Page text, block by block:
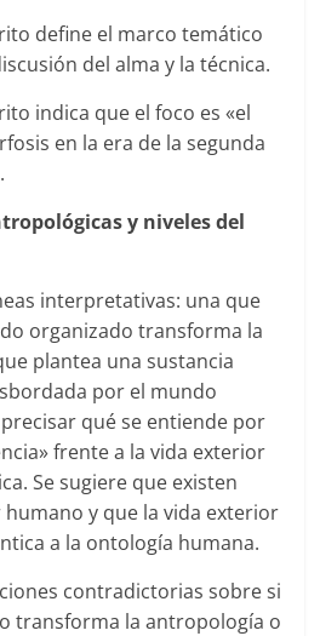
define el marco temático
del alma y la técnica.
indica que el foco es «el
en la era de la segunda
y niveles del
interpretativas: una que
organizado transforma la
plantea una sustancia
por el mundo
qué se entiende por
frente a la vida exterior
Se sugiere que existen
humano y que la vida exterior
a la ontología humana.
contradictorias sobre si
transforma la antropología o